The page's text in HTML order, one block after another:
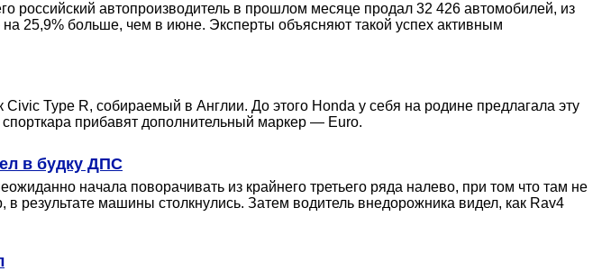
автопроизводитель в прошлом месяце продал 32 426 автомобилей, из
25,9% больше, чем в июне. Эксперты объясняют такой успех активным
Type R, собираемый в Англии. До этого Honda у себя на родине предлагала эту
спорткара прибавят дополнительный маркер — Euro.
в будку ДПС
начала поворачивать из крайнего третьего ряда налево, при том что там не
результате машины столкнулись. Затем водитель внедорожника видел, как Rav4